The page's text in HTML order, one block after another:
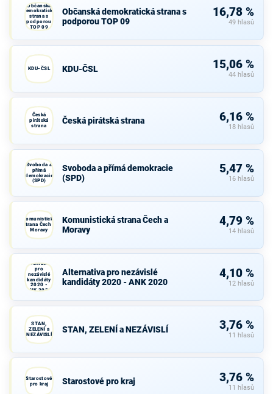
Občanská
demokratická
strana s
podporou
TOP 09
Občanská demokratická strana s
podporou TOP 09
16,78 %
49 hlasů
KDU-ČSL KDU-ČSL 15,06 %
44 hlasů
Česká
pirátská
strana
Česká pirátská strana 6,16 %
18 hlasů
Svoboda a
přímá
demokracie
(SPD)
Svoboda a přímá demokracie
(SPD)
5,47 %
16 hlasů
Komunistická
strana Čech a
Moravy
Komunistická strana Čech a
Moravy
4,79 %
14 hlasů
Alternativa
pro
nezávislé
kandidáty
2020 -
ANK 2020
Alternativa pro nezávislé
kandidáty 2020 - ANK 2020
4,10 %
12 hlasů
STAN,
ZELENÍ a
NEZÁVISLÍ
STAN, ZELENÍ a NEZÁVISLÍ 3,76 %
11 hlasů
Starostové
pro kraj
Starostové pro kraj 3,76 %
11 hlasů